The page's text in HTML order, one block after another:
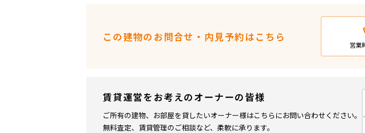
この建物のお問合せ・内見予約はこちら
営業
賃貸運営をお考えのオーナーの皆様
ご所有の建物、お部屋を貸したいオーナー様はこちらにお問い合わせください。
無料査定、賃貸管理のご相談など、柔軟に承ります。